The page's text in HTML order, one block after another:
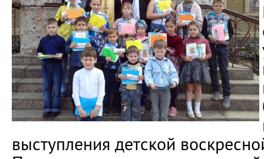
выступления детской